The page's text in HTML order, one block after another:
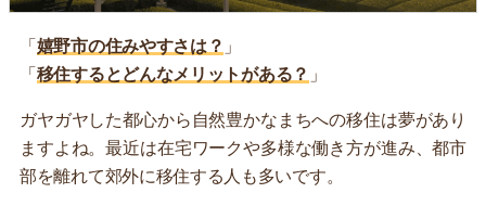
「 嬉野市の住みやすさは？ 」
「 移住するとどんなメリットがある？ 」
ガヤガヤした都心から自然豊かなまちへの移住は夢があり
ますよね。最近は在宅ワークや多様な働き方が進み、都市
部を離れて郊外に移住する人も多いです。